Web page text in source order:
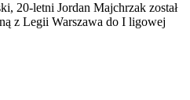
20-letni Jordan Majchrzak został
z Legii Warszawa do I ligowej